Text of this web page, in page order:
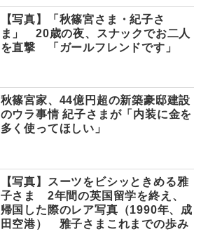
【写真】「秋篠宮さま・紀子さ
ま」 20歳の夜、スナックでお二人
を直撃 「ガールフレンドです」
秋篠宮家、44億円超の新築豪邸建設
のウラ事情 紀子さまが「内装に金を
多く使ってほしい」
【写真】スーツをビシッときめる雅
子さま 2年間の英国留学を終え、
帰国した際のレア写真（1990年、成
田空港） 雅子さまこれまでの歩み